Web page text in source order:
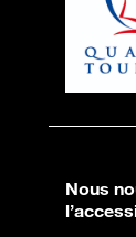
Nous